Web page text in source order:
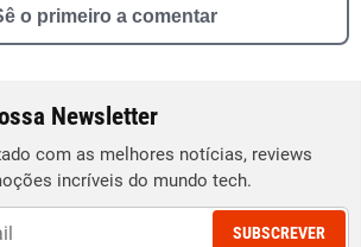
o primeiro a comentar
Newsletter
com as melhores notícias, reviews
incríveis do mundo tech.
SUBSCREVER